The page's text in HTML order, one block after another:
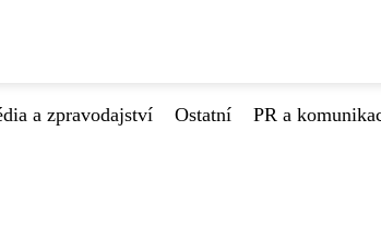
a zpravodajství Ostatní PR a